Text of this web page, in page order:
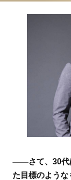
――さて、30代
た目標のような